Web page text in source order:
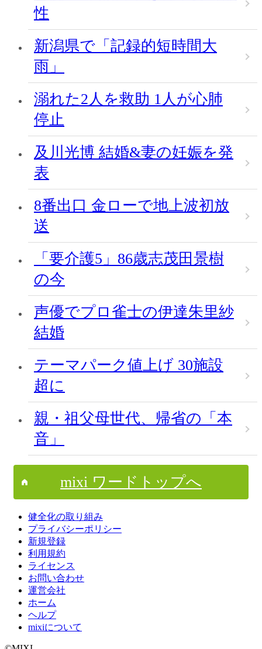
性
新潟県で「記録的短時間大
雨」
溺れた2人を救助 1人が心肺
停止
及川光博 結婚&妻の妊娠を発
表
8番出口 金ローで地上波初放
送
「要介護5」86歳志茂田景樹
の今
声優でプロ雀士の伊達朱里紗
結婚
テーマパーク値上げ 30施設
超に
親・祖父母世代、帰省の「本
音」
mixi ワードトップへ
健全化の取り組み
プライバシーポリシー
新規登録
利用規約
ライセンス
お問い合わせ
運営会社
ホーム
ヘルプ
mixiについて